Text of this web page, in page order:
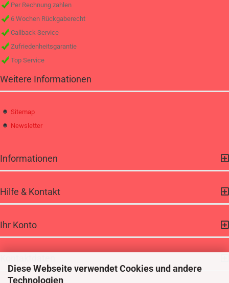
Diese Webseite verwendet Cookies und andere
Technologien
Per Rechnung zahlen
6 Wochen Rückgaberecht
Callback Service
Zufriedenheitsgarantie
Top Service
Weitere Informationen
Sitemap
Newsletter
Informationen
Hilfe & Kontakt
Ihr Konto